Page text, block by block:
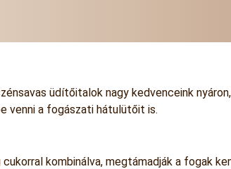
üdítőitalok nagy kedvenceink
venni a fogászati hátulütőit is.
kombinálva, megtámadják a fogak